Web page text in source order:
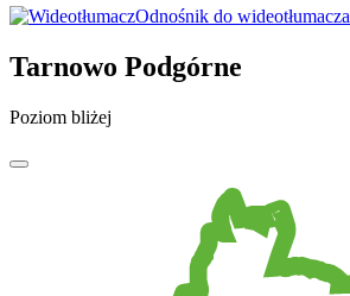
Odnośnik do wideotłumacza
Tarnowo Podgórne
Poziom bliżej